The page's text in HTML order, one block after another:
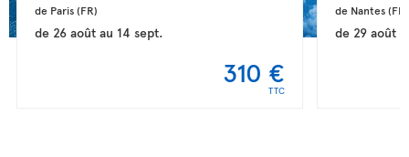
de Paris (FR)
de 26 aoûtau 14 sept.
310 €
TTC
de Nantes (FR)
de 29 août